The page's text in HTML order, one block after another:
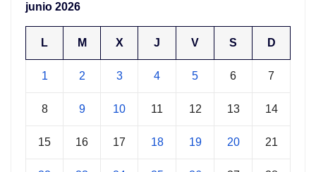
junio 2026
L M X J V S D
1 2 3 4 5 6 7
8 9 10 11 12 13 14
15 16 17 18 19 20 21